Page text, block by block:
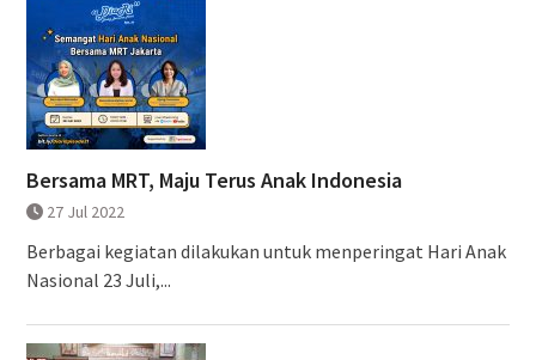
Bersama MRT, Maju Terus Anak Indonesia
27 Jul 2022
Berbagai kegiatan dilakukan untuk menperingat Hari Anak
Nasional 23 Juli,...